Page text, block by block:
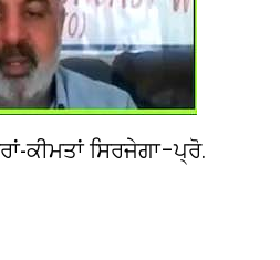
ਸਿਰਜੇਗਾ–ਪ੍ਰੋ.